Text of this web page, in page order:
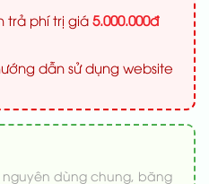
trả phí trị giá5.000.000đ
dẫn sử dụng website
nguyên dùng chung, băng